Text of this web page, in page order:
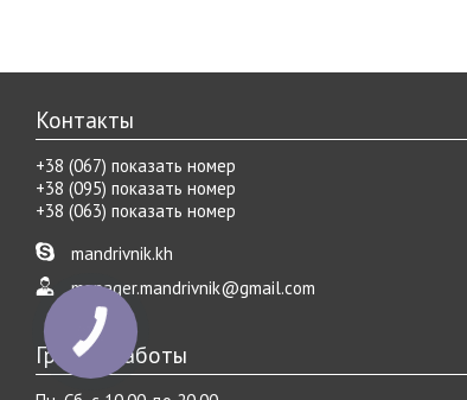
Контакты
+38 (067) показать номер
+38 (095) показать номер
+38 (063) показать номер
mandrivnik.kh
manager.mandrivnik@gmail.com
График работы